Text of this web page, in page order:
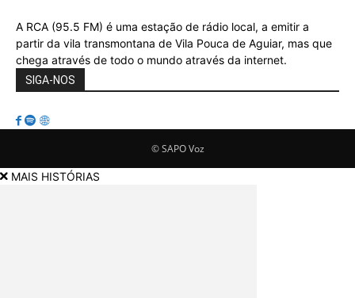
A RCA (95.5 FM) é uma estação de rádio local, a emitir a
partir da vila transmontana de Vila Pouca de Aguiar, mas que
chega através de todo o mundo através da internet.
SIGA-NOS
© SAPO Voz
MAIS HISTÓRIAS